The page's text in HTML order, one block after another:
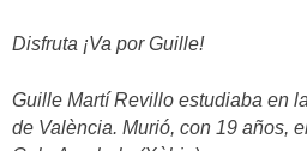
Disfruta ¡Va por Guille!
Guille Martí Revillo estudiaba en
de València. Murió, con 19 años,